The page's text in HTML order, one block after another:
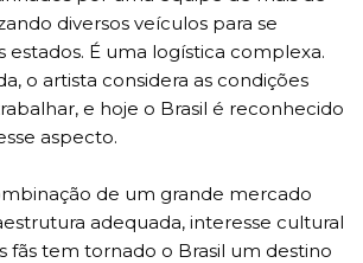
diversos veículos para se
estados. É uma logística complexa.
o artista considera as condições
e hoje o Brasil é reconhecido
aspecto.
de um grande mercado
adequada, interesse cultural
fãs tem tornado o Brasil um destino